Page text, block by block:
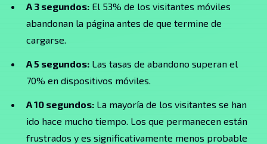
A 3 segundos: El 53% de los visitantes móviles
abandonan la página antes de que termine de
cargarse.
A 5 segundos: Las tasas de abandono superan el
70% en dispositivos móviles.
A 10 segundos: La mayoría de los visitantes se han
ido hace mucho tiempo. Los que permanecen están
frustrados y es significativamente menos probable